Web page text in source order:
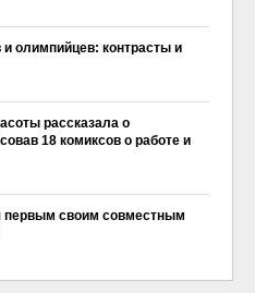
олимпийцев: контрасты и
рассказала о
18 комиксов о работе и
первым своим совместным